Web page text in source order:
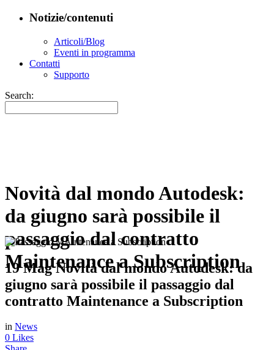
Notizie/contenuti
Articoli/Blog
Eventi in programma
Contatti
Supporto
Search:
Novità dal mondo Autodesk:
da giugno sarà possibile il
passaggio dal contratto
Maintenance a Subscription
19 MagNovità dal mondo Autodesk: da
giugno sarà possibile il passaggio dal
contratto Maintenance a Subscription
in News
0 Likes